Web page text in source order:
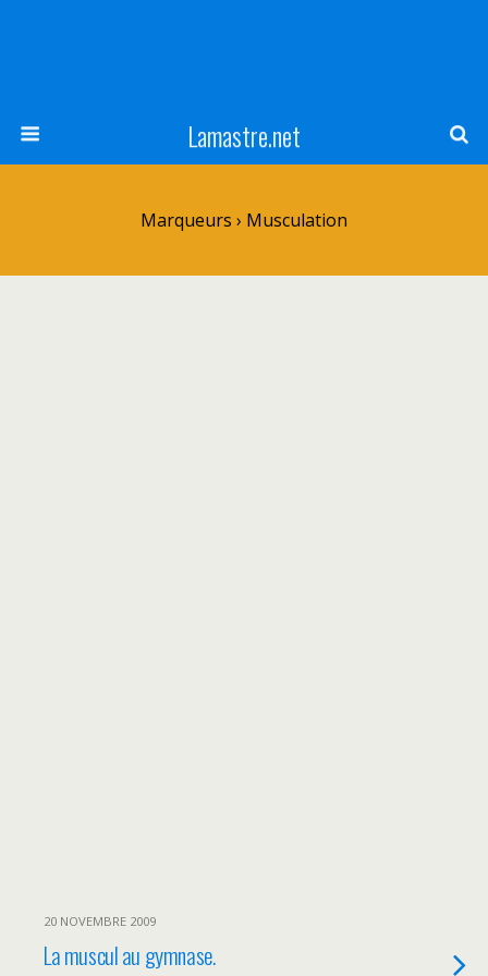
Lamastre.net
Marqueurs › Musculation
20 NOVEMBRE 2009
La muscul au gymnase.